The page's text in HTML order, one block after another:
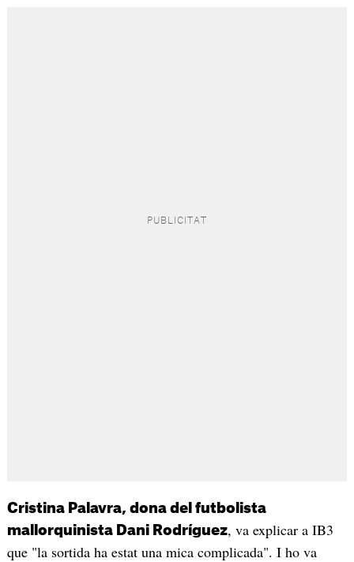
Cristina Palavra, dona del futbolista
mallorquinista Dani Rodríguez, va explicar a IB3
que "la sortida ha estat una mica complicada". I ho va